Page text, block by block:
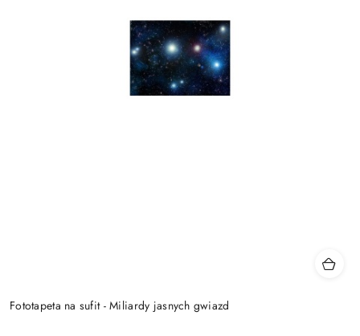
Fototapeta na sufit - Miliardy jasnych gwiazd